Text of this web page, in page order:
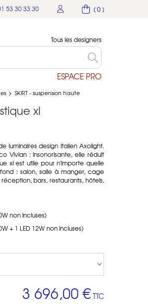
( 0 )
53 30 33 30
Tous les designers
ESPACE PRO
> SKIRT - suspension haute
xl
luminaires design italien Axolight.
Vivian : insonorisante, elle réduit
xl est utile pour n'importe quelle
: salon, salle à manger, cage
bars, restaurants, hôtels,
non incluses)
+ 1 LED 12W non incluses)
3 696,00 € TTC